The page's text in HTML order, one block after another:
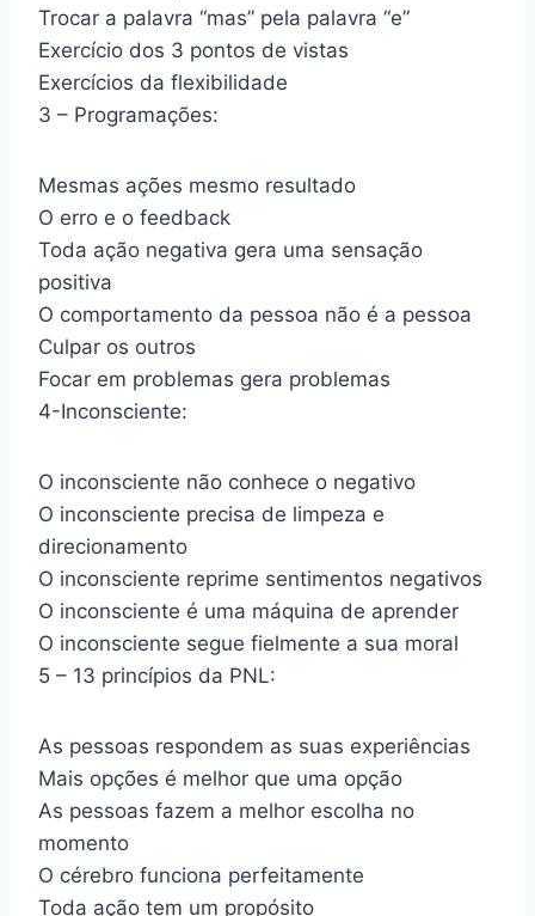
Trocar a palavra “mas” pela palavra “e”
Exercício dos 3 pontos de vistas
Exercícios da flexibilidade
3 – Programações:
Mesmas ações mesmo resultado
O erro e o feedback
Toda ação negativa gera uma sensação
positiva
O comportamento da pessoa não é a pessoa
Culpar os outros
Focar em problemas gera problemas
4-Inconsciente:
O inconsciente não conhece o negativo
O inconsciente precisa de limpeza e
direcionamento
O inconsciente reprime sentimentos negativos
O inconsciente é uma máquina de aprender
O inconsciente segue fielmente a sua moral
5 – 13 princípios da PNL:
As pessoas respondem as suas experiências
Mais opções é melhor que uma opção
As pessoas fazem a melhor escolha no
momento
O cérebro funciona perfeitamente
Toda ação tem um propósito